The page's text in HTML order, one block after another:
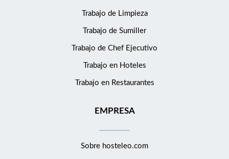
Trabajo de Limpieza
Trabajo de Sumiller
Trabajo de Chef Ejecutivo
Trabajo en Hoteles
Trabajo en Restaurantes
EMPRESA
Sobre hosteleo.com